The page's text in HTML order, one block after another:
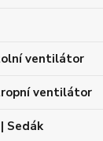
ventilátor
ventilátor
Sedák